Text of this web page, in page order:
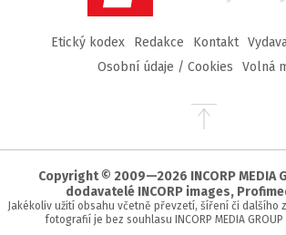
Etický kodex Redakce Kontakt
Osobní údaje / Cookies
Volná
Přejít
stránky
Copyright © 2009—2026 INCORP MEDIA
dodavatelé INCORP images,
Jakékoliv užití obsahu včetně převzetí, šíření či dalšího
fotografií je bez souhlasu INCORP MEDIA